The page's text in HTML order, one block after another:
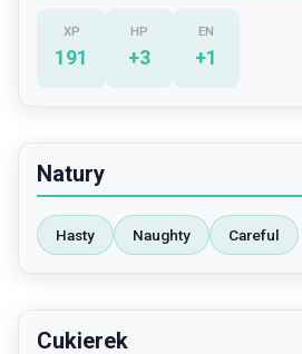
XP
191
HP
+3
EN
+1
Natury
Hasty Naughty Careful
Cukierek